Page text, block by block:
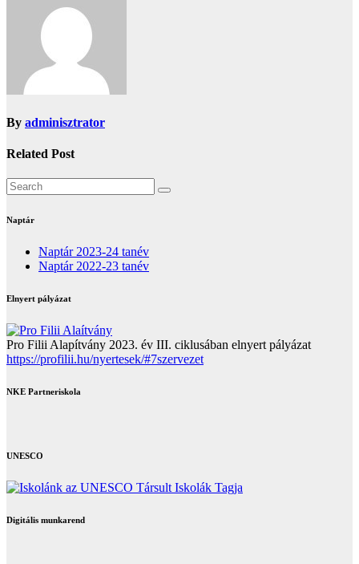
By adminisztrator
Related Post
Naptár
Naptár 2023-24 tanév
Naptár 2022-23 tanév
Elnyert pályázat
Pro Filii Alapítvány 2023. év III. ciklusában elnyert pályázat
https://profilii.hu/nyertesek/#7szervezet
NKE Partneriskola
UNESCO
Digitális munkarend